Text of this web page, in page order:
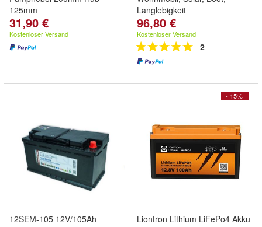
125mm
31,90 €
Kostenloser Versand
Langlebigkeit
96,80 €
Kostenloser Versand
2
12SEM-105 12V/105Ah
- 15%
Liontron Lithium LiFePo4 Akku